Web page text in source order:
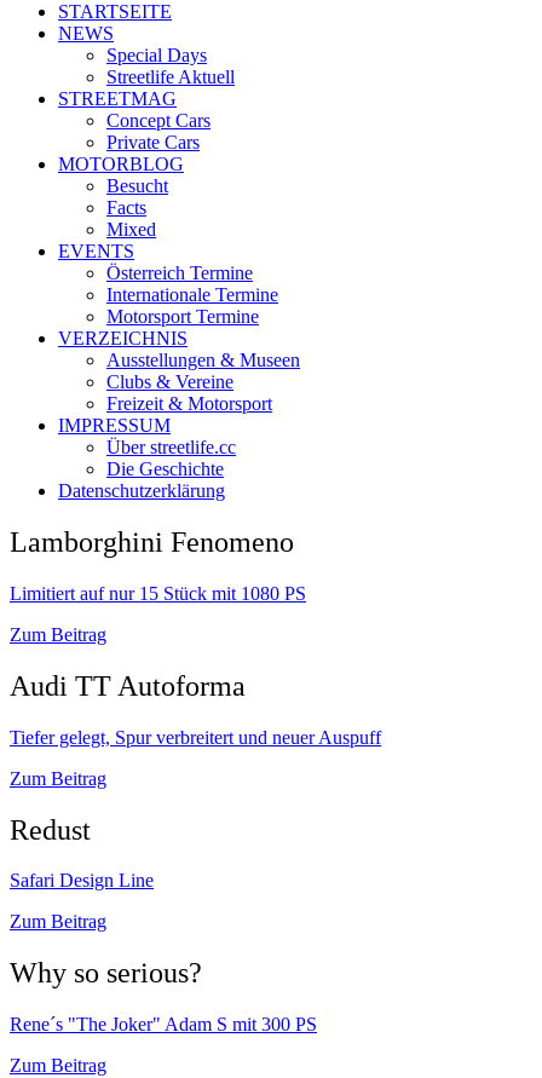
STARTSEITE
NEWS
Special Days
Streetlife Aktuell
STREETMAG
Concept Cars
Private Cars
MOTORBLOG
Besucht
Facts
Mixed
EVENTS
Österreich Termine
Internationale Termine
Motorsport Termine
VERZEICHNIS
Ausstellungen & Museen
Clubs & Vereine
Freizeit & Motorsport
IMPRESSUM
Über streetlife.cc
Die Geschichte
Datenschutzerklärung
Lamborghini Fenomeno
Limitiert auf nur 15 Stück mit 1080 PS
Zum Beitrag
Audi TT Autoforma
Tiefer gelegt, Spur verbreitert und neuer Auspuff
Zum Beitrag
Redust
Safari Design Line
Zum Beitrag
Why so serious?
Rene´s "The Joker" Adam S mit 300 PS
Zum Beitrag